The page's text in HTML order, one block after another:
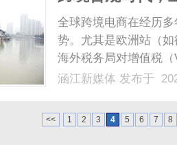
全红线？
全球跨境电商在经历
势。尤其是欧洲站（
海外税务局对增值税
地法律，也上线了强
铺被封；另一方面，
涵江新媒体 发布于
<< 1 2 3 4 5 6 7 8